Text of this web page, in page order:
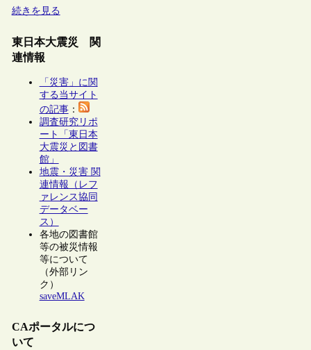
続きを見る
東日本大震災 関
連情報
「災害」に関
する当サイト
の記事：
調査研究リポ
ート「東日本
大震災と図書
館」
地震・災害 関
連情報（レフ
ァレンス協同
データベー
ス）
各地の図書館
等の被災情報
等について
（外部リン
ク）
saveMLAK
CAポータルにつ
いて